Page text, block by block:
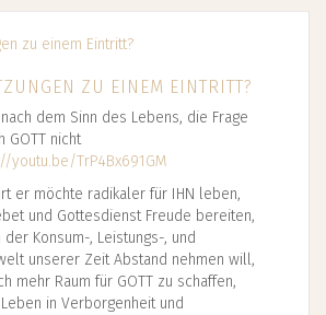
ZU EINEM EINTRITT?
dem Sinn des Lebens, die Frage
GOTT nicht
youtu.be/TrP4Bx691GM
er möchte radikaler für IHN leben,
und Gottesdienst Freude bereiten,
der Konsum-, Leistungs-, und
unserer Zeit Abstand nehmen will,
mehr Raum für GOTT zu schaffen,
in Verborgenheit und